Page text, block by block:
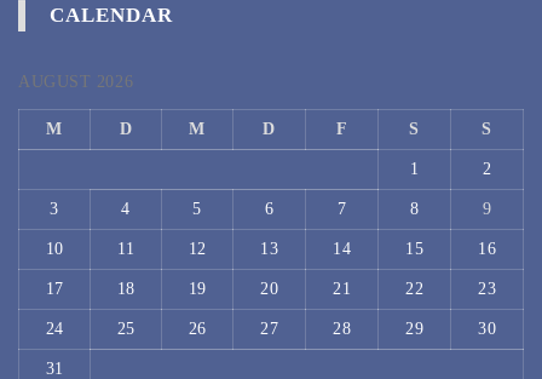
CALENDAR
AUGUST 2026
M D M D F S S
1 2
3 4 5 6 7 8 9
10 11 12 13 14 15 16
17 18 19 20 21 22 23
24 25 26 27 28 29 30
31